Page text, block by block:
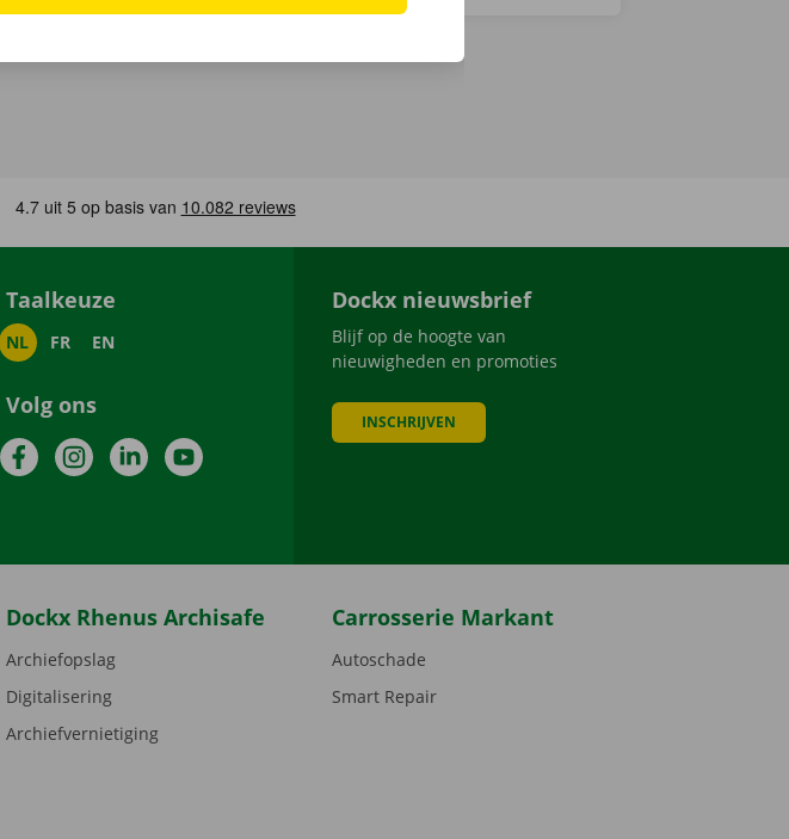
Taalkeuze
NL FR EN
Volg ons
FacebookInstagramLinkedInYouTube
Dockx nieuwsbrief
Blijf op de hoogte van
nieuwigheden en promoties
INSCHRIJVEN
Dockx Rhenus Archisafe
Archiefopslag
Digitalisering
Archiefvernietiging
Carrosserie Markant
Autoschade
Smart Repair